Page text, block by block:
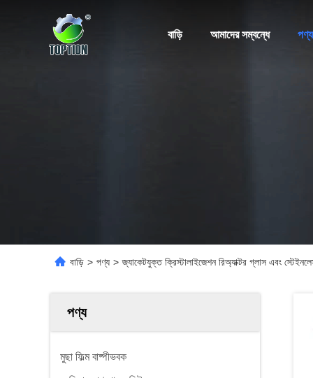
বাড়ি আমাদের সম্বন্ধে পণ্য
বাড়ি > পণ্য > জ্যাকেটযুক্ত ক্রিস্টালাইজেশন রিঅ্যাক্টর গ্লাস এবং
পণ্য
মুছা ফিল্ম বাষ্পীভবক